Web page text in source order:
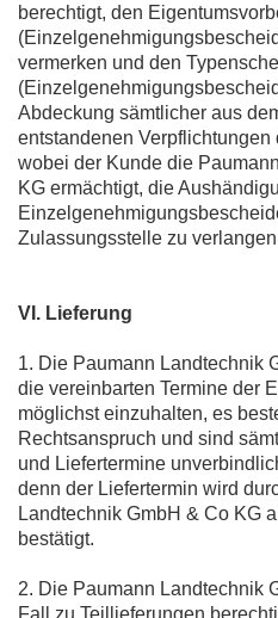
berechtigt, den
vermerken und den
Abdeckung sämtlicher aus
entstandenen
wobei der Kunde die
KG ermächtigt, die
Zulassungsstelle zu
VI. Lieferung
1. Die Paumann Landtechnik
die vereinbarten Termine der
möglichst einzuhalten, es
Rechtsanspruch und sind
und Liefertermine
denn der Liefertermin wird
Landtechnik GmbH & Co KG
bestätigt.
2. Die Paumann Landtechnik